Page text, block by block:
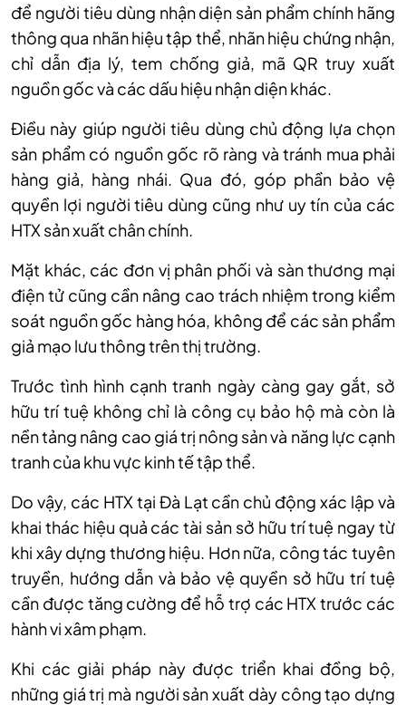
để người tiêu dùng nhận diện sản phẩm chính hãng
thông qua nhãn hiệu tập thể, nhãn hiệu chứng nhận,
chỉ dẫn địa lý, tem chống giả, mã QR truy xuất
nguồn gốc và các dấu hiệu nhận diện khác.
Điều này giúp người tiêu dùng chủ động lựa chọn
sản phẩm có nguồn gốc rõ ràng và tránh mua phải
hàng giả, hàng nhái. Qua đó, góp phần bảo vệ
quyền lợi người tiêu dùng cũng như uy tín của các
HTX sản xuất chân chính.
Mặt khác, các đơn vị phân phối và sàn thương mại
điện tử cũng cần nâng cao trách nhiệm trong kiểm
soát nguồn gốc hàng hóa, không để các sản phẩm
giả mạo lưu thông trên thị trường.
Trước tình hình cạnh tranh ngày càng gay gắt, sở
hữu trí tuệ không chỉ là công cụ bảo hộ mà còn là
nền tảng nâng cao giá trị nông sản và năng lực cạnh
tranh của khu vực kinh tế tập thể.
Do vậy, các HTX tại Đà Lạt cần chủ động xác lập và
khai thác hiệu quả các tài sản sở hữu trí tuệ ngay từ
khi xây dựng thương hiệu. Hơn nữa, công tác tuyên
truyền, hướng dẫn và bảo vệ quyền sở hữu trí tuệ
cần được tăng cường để hỗ trợ các HTX trước các
hành vi xâm phạm.
Khi các giải pháp này được triển khai đồng bộ,
những giá trị mà người sản xuất dày công tạo dựng